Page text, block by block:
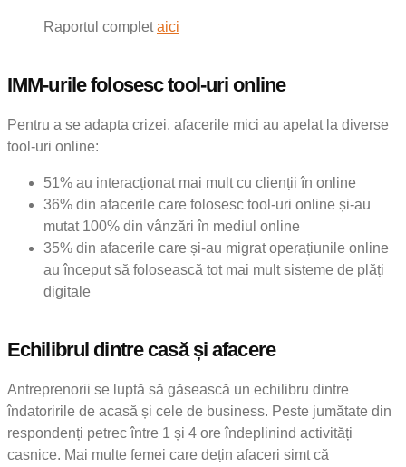
Raportul completaici
IMM-urile folosesc tool-uri online
Pentru a se adapta crizei, afacerile mici au apelat la diverse
tool-uri online:
51% au interacționat mai mult cu clienții în online
36% din afacerile care folosesc tool-uri online și-au
mutat 100% din vânzări în mediul online
35% din afacerile care și-au migrat operațiunile online
au început să folosească tot mai mult sisteme de plăți
digitale
Echilibrul dintre casă și afacere
Antreprenorii se luptă să găsească un echilibru dintre
îndatoririle de acasă și cele de business. Peste jumătate din
respondenți petrec între 1 și 4 ore îndeplinind activități
casnice. Mai multe femei care dețin afaceri simt că